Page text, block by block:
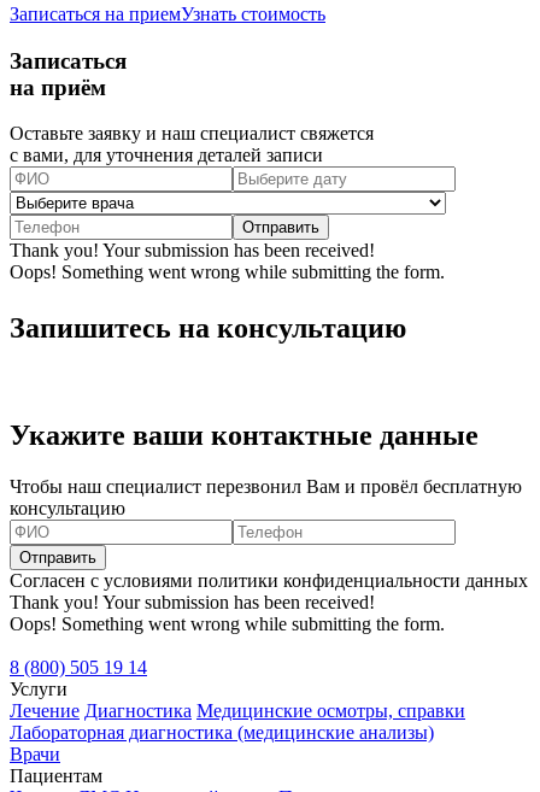
Записаться на приемУзнать стоимость
Записаться
на приём
Оставьте заявку и наш специалист свяжется
с вами, для уточнения деталей записи
Thank you! Your submission has been received!
Oops! Something went wrong while submitting the form.
Запишитесь на консультацию
Укажите ваши контактные данные
Чтобы наш специалист перезвонил Вам и провёл бесплатную
консультацию
Согласен с условиями политики конфиденциальности данных
Thank you! Your submission has been received!
Oops! Something went wrong while submitting the form.
8 (800) 505 19 14
Услуги
Лечение Диагностика Медицинские осмотры, справки
Лабораторная диагностика (медицинские анализы)
Врачи
Пациентам